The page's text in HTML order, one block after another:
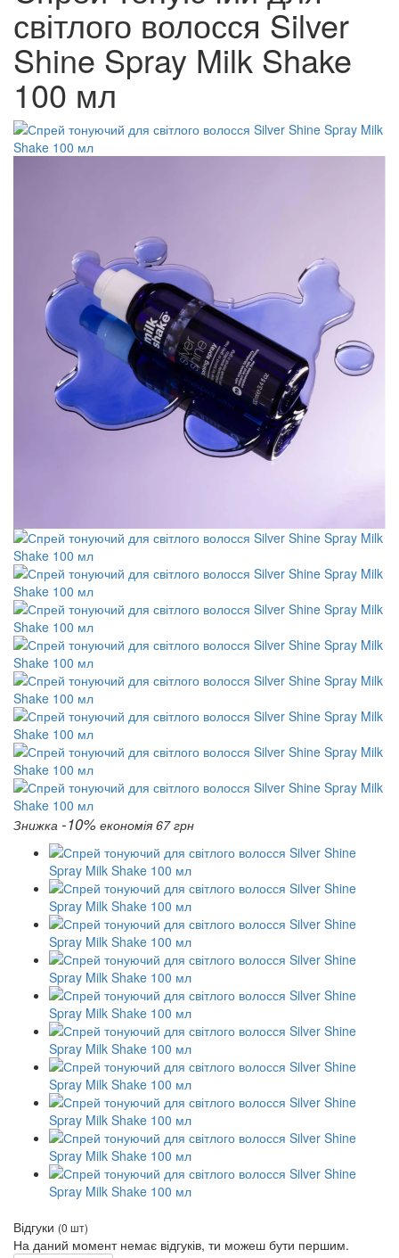
світлого волосся Silver
Shine Spray Milk Shake
100 мл
Знижка -10% економія 67 грн
Відгуки (0 шт)
На даний момент немає відгуків, ти можеш бути першим.